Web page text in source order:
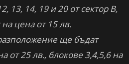
13, 14, 19 и 20 от сектор В,
цена от 15 лв.
ще бъдат
от 25 лв., блокове 3,4,5,6 на